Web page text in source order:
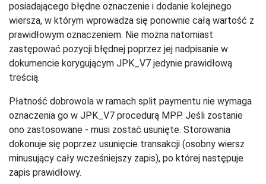
posiadającego błędne oznaczenie i dodanie kolejnego
wiersza, w którym wprowadza się ponownie całą wartość z
prawidłowym oznaczeniem. Nie można natomiast
zastępować pozycji błędnej poprzez jej nadpisanie w
dokumencie korygującym JPK_V7 jedynie prawidłową
treścią.
Płatność dobrowola w ramach split paymentu nie wymaga
oznaczenia go w JPK_V7 procedurą MPP. Jeśli zostanie
ono zastosowane - musi zostać usunięte. Storowania
dokonuje się poprzez usunięcie transakcji (osobny wiersz
minusujący cały wcześniejszy zapis), po której następuje
zapis prawidłowy.